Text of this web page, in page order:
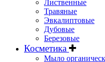
Лиственные
Травяные
Эвкалиптовые
Дубовые
Березовые
Косметика
Мыло